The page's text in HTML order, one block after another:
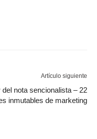
Artículo siguiente
del nota sencionalista – 22
inmutables de marketing